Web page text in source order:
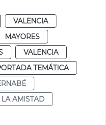
VALENCIA
MAYORES
VALENCIA
TEMÁTICA
LA AMISTAD